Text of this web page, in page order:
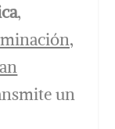
,
un